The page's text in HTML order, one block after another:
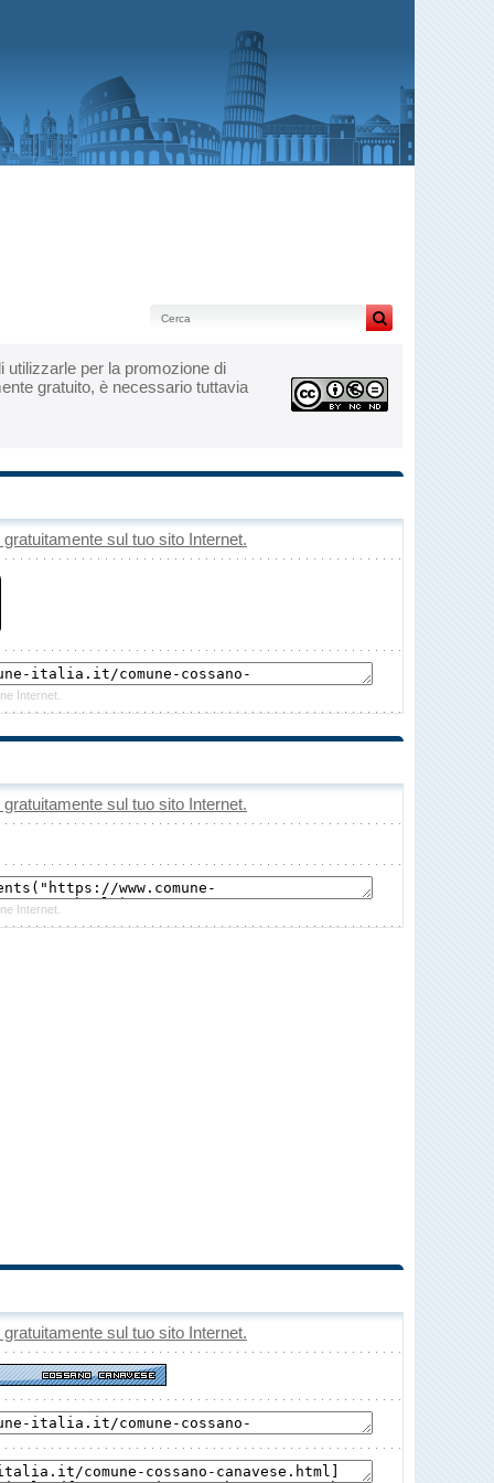
utilizzarle per la promozione di
gratuito, è necessario tuttavia
sul tuo sito Internet.
Internet.
sul tuo sito Internet.
Internet.
sul tuo sito Internet.